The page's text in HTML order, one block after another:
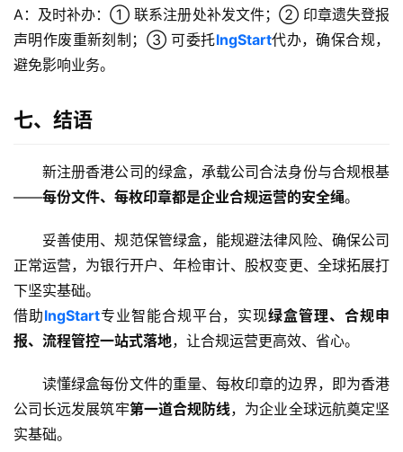
A：及时补办：① 联系注册处补发文件；② 印章遗失登报
声明作废重新刻制；③ 可委托lngStart代办，确保合规，
避免影响业务。
七、结语
新注册香港公司的绿盒，承载公司合法身份与合规根基
——每份文件、每枚印章都是企业合规运营的安全绳。
妥善使用、规范保管绿盒，能规避法律风险、确保公司
正常运营，为银行开户、年检审计、股权变更、全球拓展打
下坚实基础。
借助lngStart专业智能合规平台，实现绿盒管理、合规申
报、流程管控一站式落地，让合规运营更高效、省心。
读懂绿盒每份文件的重量、每枚印章的边界，即为香港
公司长远发展筑牢第一道合规防线，为企业全球远航奠定坚
实基础。